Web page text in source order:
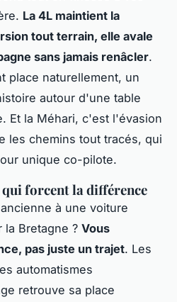
La 4L maintient la
tout terrain, elle avale
sans jamais renâcler.
place naturellement, un
autour d'une table
Et la Méhari, c'est l'évasion
les chemins tout tracés, qui
unique co-pilote.
qui forcent la différence
à une voiture
Bretagne ? Vous
pas juste un trajet. Les
automatismes
retrouve sa place